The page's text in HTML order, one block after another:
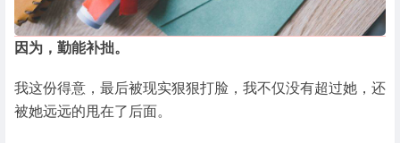
因为，勤能补拙。
我这份得意，最后被现实狠狠打脸，我不仅没有超过她，还
被她远远的甩在了后面。